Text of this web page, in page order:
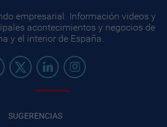
empresarial. Información videos y
acontecimientos y negocios de
y el interior de España.
SUGERENCIAS